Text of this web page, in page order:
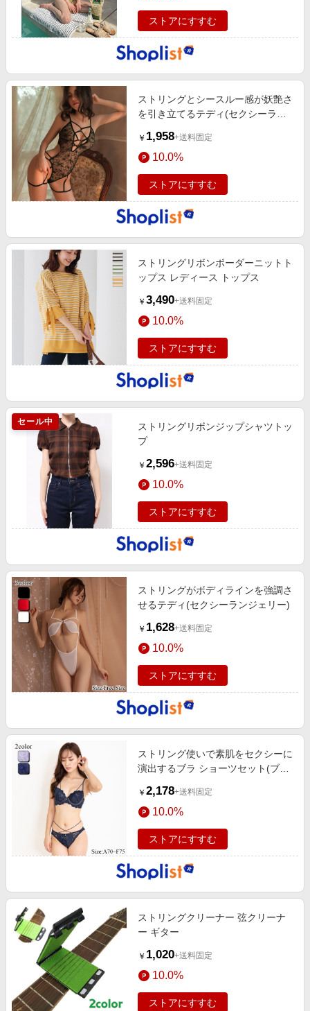
ストアにすすむ
ストリングとシースルー感が妖艶さ
を引き立てるテディ(セクシーラン
￥ 1,958+送料固定
10.0%
ストアにすすむ
ストリングリボンボーダーニットト
ップス レディース トップス
￥ 3,490+送料固定
10.0%
ストアにすすむ
セール中
ストリングリボンジップシャツトッ
プ
￥ 2,596+送料固定
10.0%
ストアにすすむ
ストリングがボディラインを強調さ
せるテディ(セクシーランジェリー)
￥ 1,628+送料固定
10.0%
ストアにすすむ
ストリング使いで素肌をセクシーに
演出するブラ ショーツセット(ブラ
￥ 2,178+送料固定
10.0%
ストアにすすむ
ストリングクリーナー 弦クリーナ
ー ギター
￥ 1,020+送料固定
10.0%
ストアにすすむ